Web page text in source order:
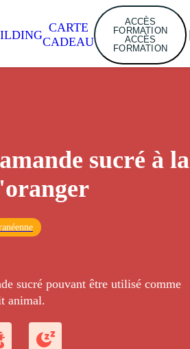
CARTE
CADEAU
ACCÈS
FORMATION
ACCÈS
FORMATION
sucré à la
sucré pouvant être utilisé comme
animal.